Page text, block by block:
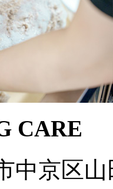
CARE
中京区山